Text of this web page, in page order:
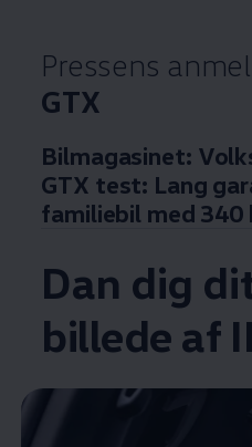
Pressens
GTX
Bilmagasinet:
GTX test: Lang
familiebil med 340
Enable fullscreen mode
Dan dig
billede af